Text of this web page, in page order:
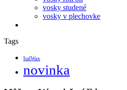
vosky studené
vosky v plechovke
Tags
ItalWax
novinka